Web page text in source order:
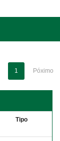
1 Póximo
Tipo